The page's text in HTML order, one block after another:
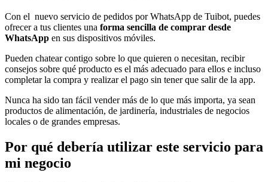
Con el nuevo servicio de pedidos por WhatsApp de Tuibot, puedes
ofrecer a tus clientes una forma sencilla de comprar desde
WhatsApp en sus dispositivos móviles.
Pueden chatear contigo sobre lo que quieren o necesitan, recibir
consejos sobre qué producto es el más adecuado para ellos e incluso
completar la compra y realizar el pago sin tener que salir de la app.
Nunca ha sido tan fácil vender más de lo que más importa, ya sean
productos de alimentación, de jardinería, industriales de negocios
locales o de grandes empresas.
Por qué debería utilizar este servicio para
mi negocio